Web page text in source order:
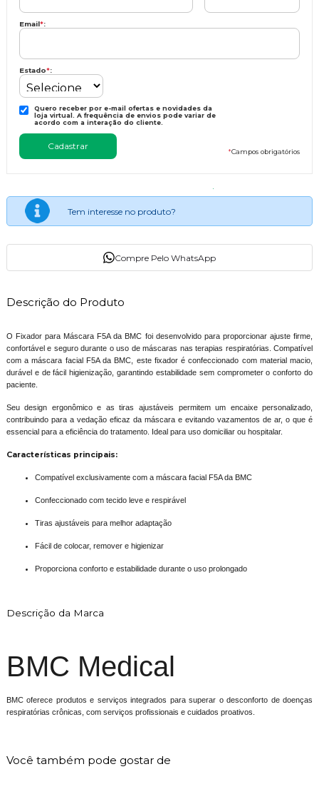
Email*:
Estado*:
Quero receber por e-mail ofertas e novidades da
loja virtual. A frequência de envios pode variar de
acordo com a interação do cliente.
*Campos obrigatórios
Tem interesse no produto?
Compre Pelo WhatsApp
Descrição do Produto
O Fixador para Máscara F5A da BMC foi desenvolvido para proporcionar ajuste firme,
confortável e seguro durante o uso de máscaras nas terapias respiratórias. Compatível
com a máscara facial F5A da BMC, este fixador é confeccionado com material macio,
durável e de fácil higienização, garantindo estabilidade sem comprometer o conforto do
paciente.
Seu design ergonômico e as tiras ajustáveis permitem um encaixe personalizado,
contribuindo para a vedação eficaz da máscara e evitando vazamentos de ar, o que é
essencial para a eficiência do tratamento. Ideal para uso domiciliar ou hospitalar.
Características principais:
Compatível exclusivamente com a máscara facial F5A da BMC
Confeccionado com tecido leve e respirável
Tiras ajustáveis para melhor adaptação
Fácil de colocar, remover e higienizar
Proporciona conforto e estabilidade durante o uso prolongado
Descrição da Marca
BMC Medical
BMC oferece produtos e serviços integrados para superar o desconforto de doenças
respiratórias crônicas, com serviços profissionais e cuidados proativos.
Você também pode gostar de